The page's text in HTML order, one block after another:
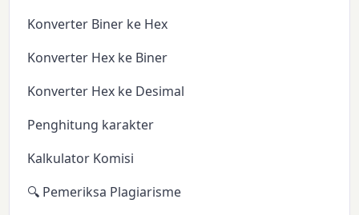
Konverter Biner ke Hex
Konverter Hex ke Biner
Konverter Hex ke Desimal
Penghitung karakter
Kalkulator Komisi
🔍 Pemeriksa Plagiarisme